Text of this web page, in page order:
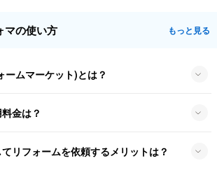
マの使い方 もっと見る
ームマーケット)とは？
金は？
リフォームを依頼するメリットは？